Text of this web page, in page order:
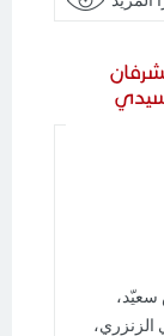
سيدي
سعيّد،